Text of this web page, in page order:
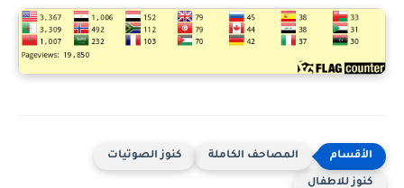
المصاحف الكاملة كنوز الصوتيات